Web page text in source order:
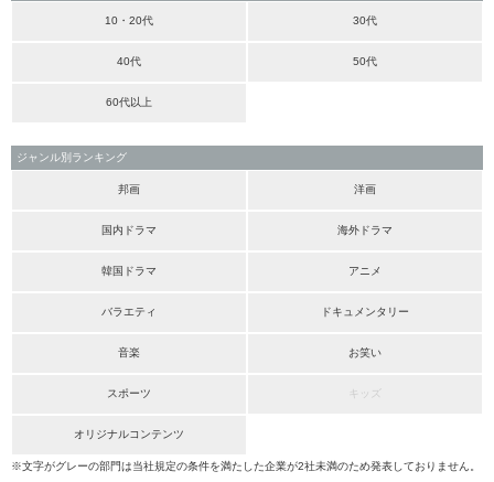
10・20代 30代
40代 50代
60代以上
ジャンル別ランキング
邦画 洋画
国内ドラマ 海外ドラマ
韓国ドラマ アニメ
バラエティ ドキュメンタリー
音楽 お笑い
スポーツ キッズ
オリジナルコンテンツ
※文字がグレーの部門は当社規定の条件を満たした企業が2社未満のため発表しておりません。